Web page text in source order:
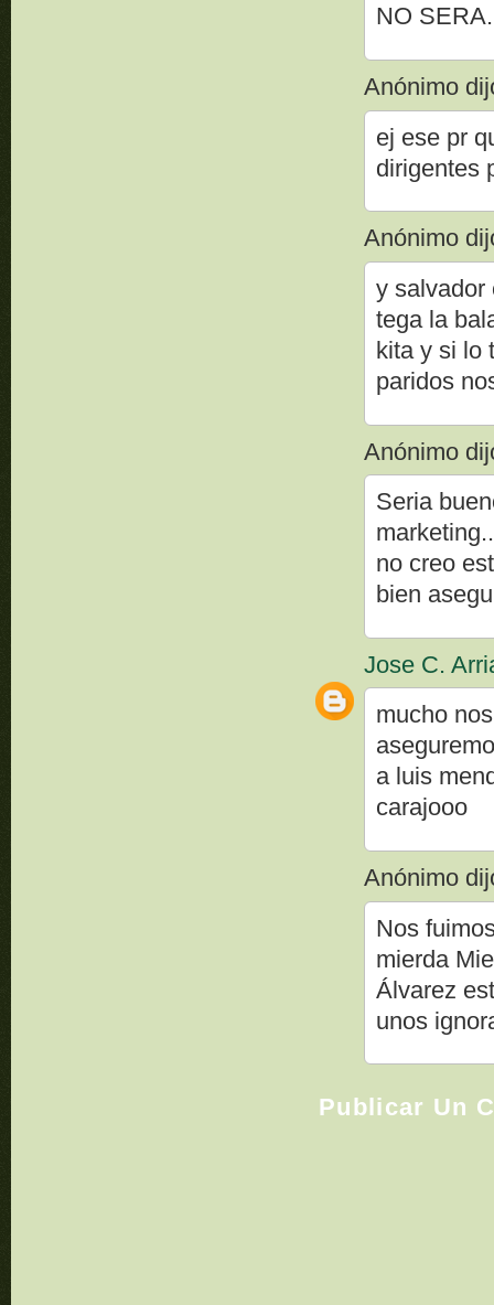
NO
Anónimo
ej ese pr
dirigentes
Anónimo
y salvador
tega la
kita y si lo
paridos
Anónimo
Seria
no creo
bien
Jose C.
mucho
a luis
carajooo
Anónimo
Nos
mierda
Álvarez
unos
Publicar Un